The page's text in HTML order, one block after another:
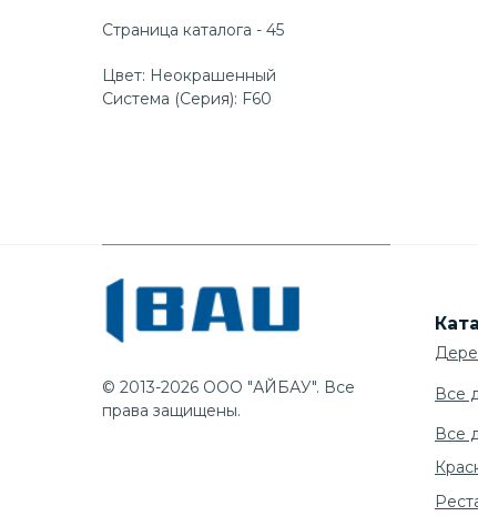
Страница каталога - 45
Цвет: Неокрашенный
Система (Серия): F60
Все
Все
© 2013-2026 ООО "АЙБАУ". Все
права защищены.